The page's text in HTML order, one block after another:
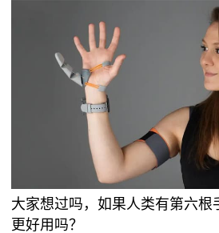
本帖最后由 RRoy 于 2021-6-
大家想过吗，如果人类有第六根
更好用吗？